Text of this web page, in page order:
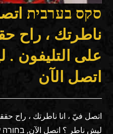
סקס בערבית
ناطرتك ، راح
على التليفون
اتصل الآن
اتصل فيّ ، انا ناطرتك ، راح
ليش ناطر ؟ اتصل الآن,